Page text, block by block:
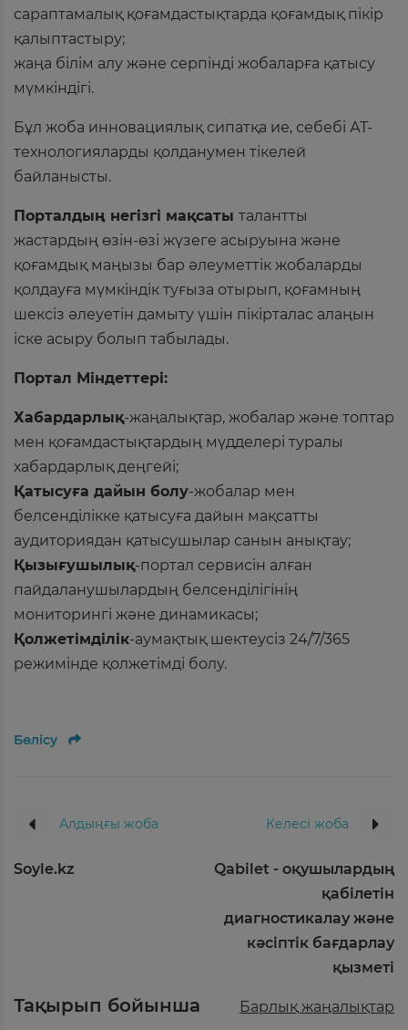
сараптамалық қоғамдастықтарда қоғамдық пікір
қалыптастыру;
жаңа білім алу және серпінді жобаларға қатысу
мүмкіндігі.
Бұл жоба инновациялық сипатқа ие, себебі АТ-
технологияларды қолданумен тікелей
байланысты.
Порталдың негізгі мақсаты талантты
жастардың өзін-өзі жүзеге асыруына және
қоғамдық маңызы бар әлеуметтік жобаларды
қолдауға мүмкіндік туғыза отырып, қоғамның
шексіз әлеуетін дамыту үшін пікірталас алаңын
іске асыру болып табылады.
Портал Міндеттері:
Хабардарлық-жаңалықтар, жобалар және топтар
мен қоғамдастықтардың мүдделері туралы
хабардарлық деңгейі;
Қатысуға дайын болу-жобалар мен
белсенділікке қатысуға дайын мақсатты
аудиториядан қатысушылар санын анықтау;
Қызығушылық-портал сервисін алған
пайдаланушылардың белсенділігінің
мониторингі және динамикасы;
Қолжетімділік-аумақтық шектеусіз 24/7/365
режимінде қолжетімді болу.
Бөлісу
Алдыңғы жоба
Soyle.kz
Келесі жоба
Qabilet - оқушылардың
қабілетін
диагностикалау және
кәсіптік бағдарлау
қызметі
Тақырып бойынша Барлық жаңалықтар